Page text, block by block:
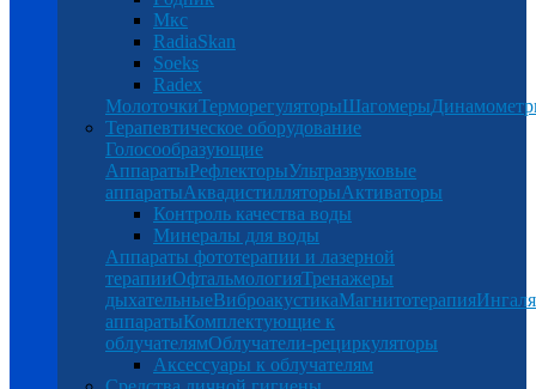
Мкс
RadiaSkan
Soeks
Radex
МолоточкиТерморегуляторыШагомеры
Терапевтическое оборудование
Голосообразующие
АппаратыРефлекторыУльтразвуковые
аппаратыАквадистилляторыАктиваторы
Контроль качества воды
Минералы для воды
Аппараты фототерапии и лазерной
терапииОфтальмологияТренажеры
дыхательныеВиброакустикаМагнитотерапия
аппаратыКомплектующие к
облучателямОблучатели-рециркуляторы
Аксессуары к облучателям